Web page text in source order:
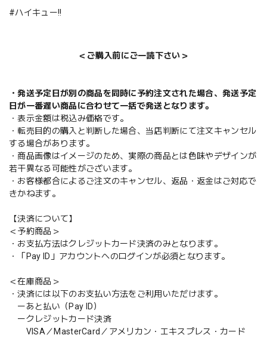
#ハイキュー!!
＜ご購入前にご一読下さい＞
・発送予定日が別の商品を同時に予約注文された場合、発送予定
日が一番遅い商品に合わせて一括で発送となります。
・表示金額は税込み価格です。
・転売目的の購入と判断した場合、当店判断にて注文キャンセル
する場合があります。
・商品画像はイメージのため、実際の商品とは色味やデザインが
若干異なる可能性がございます。
・お客様都合によるご注文のキャンセル、返品・返金はご対応で
きかねます。
【決済について】
＜予約商品＞
・お支払方法はクレジットカード決済のみとなります。
・「Pay ID」アカウントへのログインが必須となります。
＜在庫商品＞
・決済には以下のお支払い方法をご利用いただけます。
ーあと払い（Pay ID）
ークレジットカード決済
VISA／MasterCard／アメリカン・エキスプレス・カード